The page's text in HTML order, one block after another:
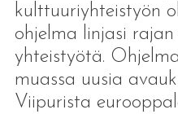
kulttuuriyhteistyön
ohjelma linjasi
yhteistyötä.
muassa uusia
Viipurista